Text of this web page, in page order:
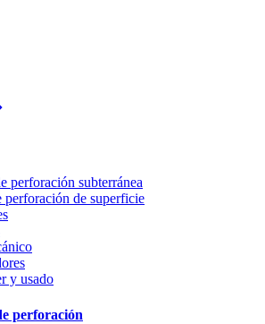
perforación subterránea
perforación de superficie
y usado
perforación